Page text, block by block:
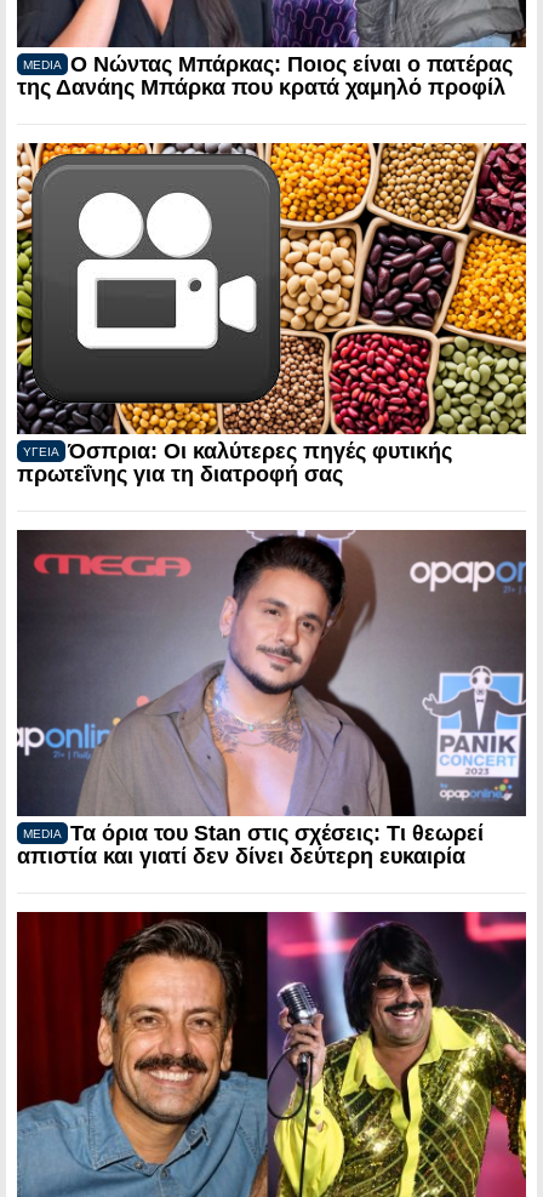
MEDIA
Ο Νώντας Μπάρκας: Ποιος είναι ο πατέρας
της Δανάης Μπάρκα που κρατά χαμηλό προφίλ
ΥΓΕΙΑ
Όσπρια: Οι καλύτερες πηγές φυτικής
πρωτεΐνης για τη διατροφή σας
MEDIA
Τα όρια του Stan στις σχέσεις: Τι θεωρεί
απιστία και γιατί δεν δίνει δεύτερη ευκαιρία